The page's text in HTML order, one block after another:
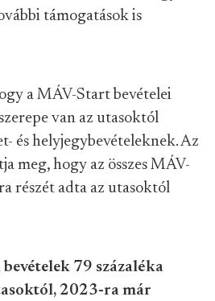
támogatások is
a MÁV-Start bevételei
van az utasoktól
és helyjegybevételeknek. Az
meg, hogy az összes MÁV-
részét adta az utasoktól
79 százaléka
2023-ra már